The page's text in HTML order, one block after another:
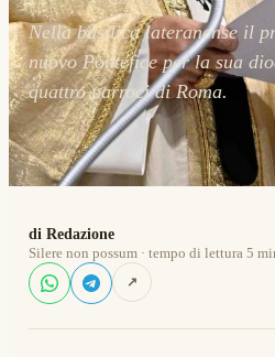
Nella basilica lateranense il
nuovo Pontefice per la sua
quattro parroci di Roma.
di Redazione
Silere non possum · tempo di lettura 5
↗